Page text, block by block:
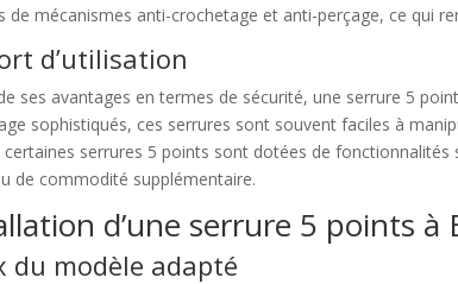
de mécanismes anti-crochetage et anti-perçage, ce qui
d’utilisation
ses avantages en termes de sécurité, une serrure 5
sophistiqués, ces serrures sont souvent faciles à
certaines serrures 5 points sont dotées de
de commodité supplémentaire.
d’une serrure 5 points à
du modèle adapté